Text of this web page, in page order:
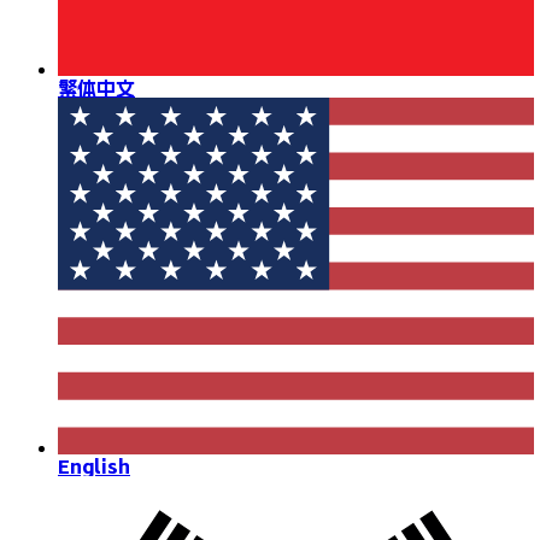
繁体中文
English